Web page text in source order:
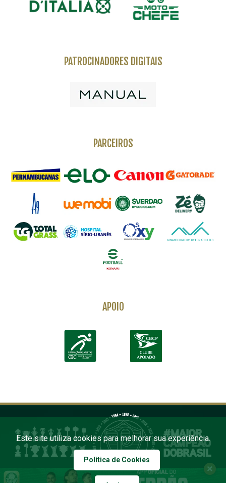
PATROCINADORES DIGITAIS
PARCEIROS
APOIO
Este site utiliza cookies para melhorar sua experiência.
Política de Cookies